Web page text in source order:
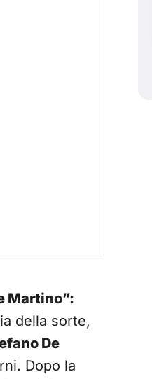
Martino”:
della sorte,
De
Dopo la